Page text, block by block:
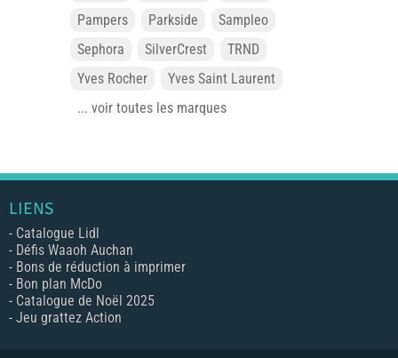
Pampers
Parkside
Sampleo
Sephora
SilverCrest
TRND
Yves Rocher
Yves Saint Laurent
... voir toutes les marques
LIENS
- Catalogue Lidl
- Défis Waaoh Auchan
- Bons de réduction à imprimer
- Bon plan McDo
- Catalogue de Noël 2025
- Jeu grattez Action